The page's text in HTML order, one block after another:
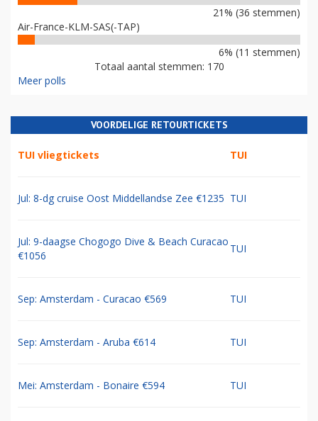
21% (36 stemmen)
Air-France-KLM-SAS(-TAP)
6% (11 stemmen)
Totaal aantal stemmen: 170
Meer polls
VOORDELIGE RETOURTICKETS
TUI vliegtickets TUI
Jul: 8-dg cruise Oost Middellandse Zee €1235 TUI
Jul: 9-daagse Chogogo Dive & Beach Curacao
€1056
TUI
Sep: Amsterdam - Curacao €569 TUI
Sep: Amsterdam - Aruba €614 TUI
Mei: Amsterdam - Bonaire €594 TUI